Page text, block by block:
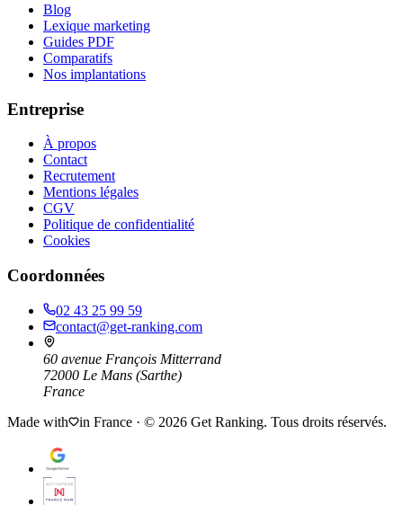
Blog
Lexique marketing
Guides PDF
Comparatifs
Nos implantations
Entreprise
À propos
Contact
Recrutement
Mentions légales
CGV
Politique de confidentialité
Cookies
Coordonnées
02 43 25 99 59
contact@get-ranking.com
60 avenue François Mitterrand
72000 Le Mans (Sarthe)
France
Made with
in France · © 2026 Get Ranking. Tous droits réservés.